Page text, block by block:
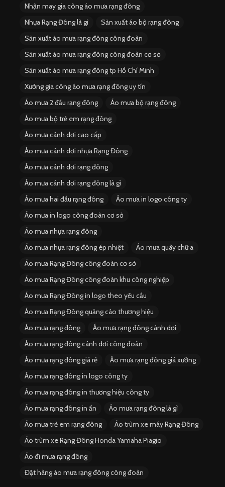
Nhận may gia công áo mưa rạng đông
Nhựa Rạng Đông là gì
Sản xuất áo bộ rạng đông
Sản xuất áo mưa rạng đông công đoàn
Sản xuất áo mưa rạng đông công đoàn cơ sở
Sản xuất áo mưa rạng đông tp Hồ Chí Minh
Xưởng gia công áo mưa rạng đông uy tín
Áo mưa 2 đầu rạng đông
Áo mưa bộ rạng đông
Áo mưa bộ trẻ em rạng đông
Áo mưa cánh dơi cao cấp
Áo mưa cánh dơi nhựa Rạng Đông
Áo mưa cánh dơi rạng đông
Áo mưa cánh dơi rạng đông là gì
Áo mưa hai đầu rạng đông
Áo mưa in logo công ty
Áo mưa in logo công đoàn cơ sở
Áo mưa nhựa rạng đông
Áo mưa nhựa rạng đông ép nhiệt
Áo mưa quây chữ a
Áo mưa Rạng Đông công đoàn cơ sở
Áo mưa Rạng Đông công đoàn khu công nghiệp
Áo mưa Rạng Đông in logo theo yêu cầu
Áo mưa Rạng Đông quảng cáo thương hiệu
Áo mưa rạng đông
Áo mưa rạng đông cánh dơi
Áo mưa rạng đông cánh dơi công đoàn
Áo mưa rạng đông giá rẻ
Áo mưa rạng đông giá xưởng
Áo mưa rạng đông in logo công ty
Áo mưa rạng đông in thương hiệu công ty
Áo mưa rạng đông in ấn
Áo mưa rạng đông là gì
Áo mưa trẻ em rạng đông
Áo trùm xe máy Rạng Đông
Áo trùm xe Rạng Đông Honda Yamaha Piagio
Áo đi mưa rạng đông
Đặt hàng áo mưa rạng đông công đoàn